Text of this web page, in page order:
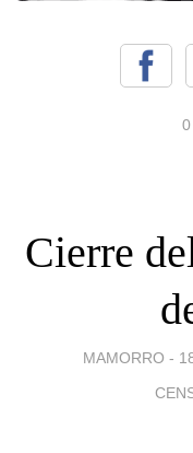
Cierre
MAMORRO -